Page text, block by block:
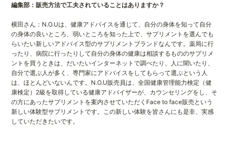
編集部：販売方法で工夫されていることはありますか？
横田さん：N.O.Uは、健康アドバイスを通じて、自分の身体を知って自分
の身体の良いところ、弱いところを知った上で、サプリメントを選んでも
らいたい新しいアドバイス型のサプリメントブランドなんです。薬局に行
ったり、病院に行ったりして自分の身体の健康は相談するもののサプリメ
ントを買うときは、だいたいインターネットで調べたり、人に聞いたり、
自分で選ぶ人が多く、専門家にアドバイスをしてもらって選ぶという人
は、ほとんどいないんです。N.O.U販売員は、全国健康管理能力検定（健
康検定）2級を取得している健康アドバイザーが、カウンセリングをし、そ
の方にあったサプリメントを案内させていただくFace to face販売という
新しい体験型サプリメントです。この新しい体験を皆さんにも是非、実感
していただきたいです。